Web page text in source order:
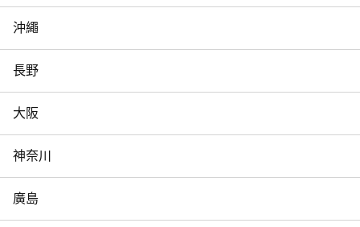
沖繩
長野
大阪
神奈川
廣島